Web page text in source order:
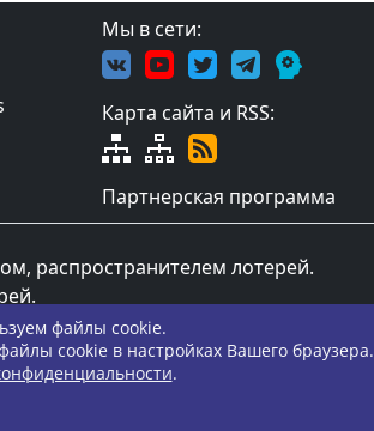
Мы в сети:
Карта сайта и RSS:
Партнерская программа
распространителем лотерей.
файлы cookie.
cookie в настройках Вашего браузера.
.